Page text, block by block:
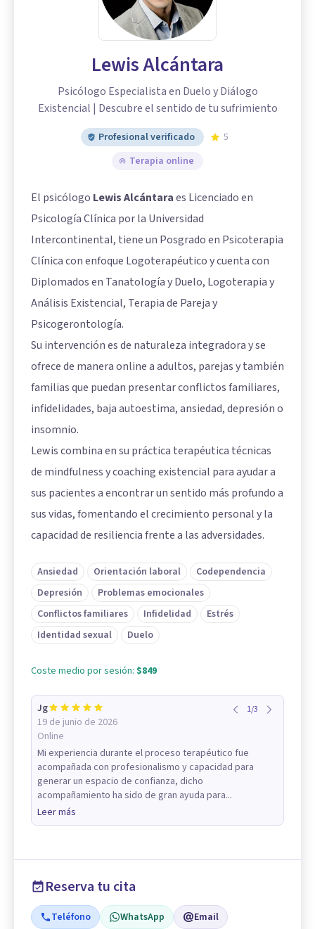
Lewis Alcántara
Psicólogo Especialista en Duelo y Diálogo
Existencial | Descubre el sentido de tu sufrimiento
Profesional verificado
5
Terapia online
El psicólogo Lewis Alcántaraes Licenciado en
Psicología Clínica por la Universidad
Intercontinental, tiene un Posgrado en Psicoterapia
Clínica con enfoque Logoterapéutico y cuenta con
Diplomados en Tanatología y Duelo, Logoterapia y
Análisis Existencial, Terapia de Pareja y
Psicogerontología.
Su intervención es de naturaleza integradora y se
ofrece de manera online a adultos, parejas y también
familias que puedan presentar conflictos familiares,
infidelidades, baja autoestima, ansiedad, depresión o
insomnio.
Lewis combina en su práctica terapéutica técnicas
de mindfulness y coaching existencial para ayudar a
sus pacientes a encontrar un sentido más profundo a
sus vidas, fomentando el crecimiento personal y la
capacidad de resiliencia frente a las adversidades.
Ansiedad Orientación laboral
Codependencia
Depresión
Problemas emocionales
Conflictos familiares
Infidelidad
Estrés
Identidad sexual
Duelo
Coste medio por sesión: $849
Jg
19 de junio de 2026
Online
1/3
Mi experiencia durante el proceso terapéutico fue
acompañada con profesionalismo y capacidad para
generar un espacio de confianza, dicho
acompañamiento ha sido de gran ayuda para...
Leer más
Reserva tu cita
Teléfono WhatsApp Email